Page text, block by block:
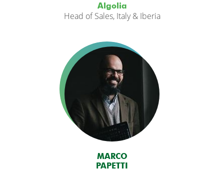
Algolia
Head of Sales, Italy & Iberia
MARCO
PAPETTI